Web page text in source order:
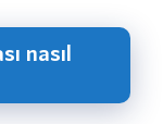
nasıl